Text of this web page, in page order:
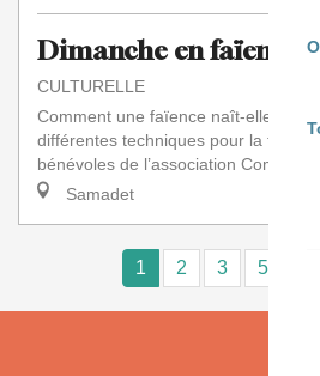
Dimanche en faïence
CULTURELLE
Comment une faïence naît-elle de la
différentes techniques pour la
bénévoles de l’association Comi...
Samadet
1 2 3 5+